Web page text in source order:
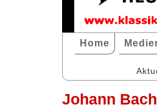
Home
Johann Bach